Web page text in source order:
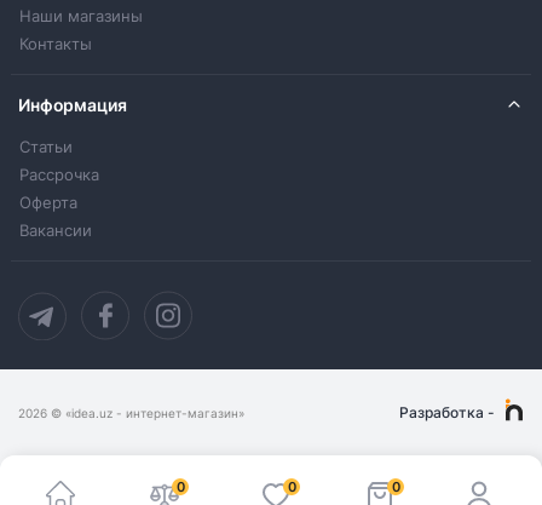
Наши магазины
Контакты
Информация
Статьи
Рассрочка
Оферта
Вакансии
2026 © «idea.uz - интернет-магазин» Разработка -
0 0 0